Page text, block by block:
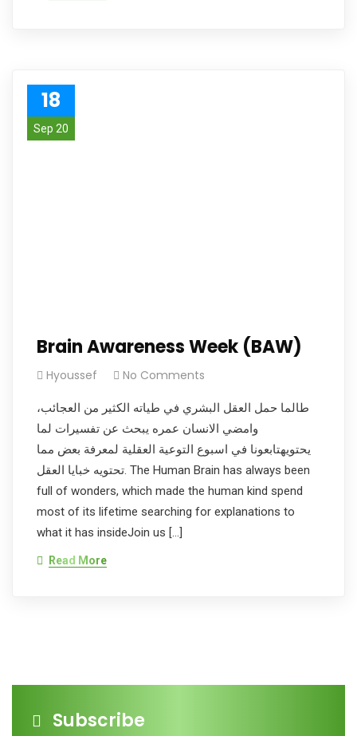
18
Sep 20
Brain Awareness Week (BAW)
Hyoussef No Comments
طالما حمل العقل البشري في طياته الكثير من العجائب،
وامضي الانسان عمره يبحث عن تفسيرات لما
يحتويهتابعونا في اسبوع التوعية العقلية لمعرفة بعض مما
تحتويه خبايا العقل. The Human Brain has always been
full of wonders, which made the human kind spend
most of its lifetime searching for explanations to
what it has insideJoin us […]
Read More
Subscribe